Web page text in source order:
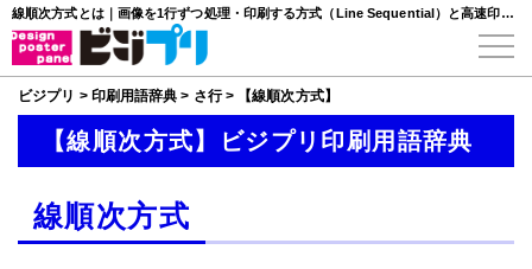
線順次方式とは｜画像を1行ずつ処理・印刷する方式（Line Sequential）と高速印刷の仕組み
ビジプリ > 印刷用語辞典 > さ行> 【線順次方式】
【線順次方式】ビジプリ印刷用語辞典
線順次方式